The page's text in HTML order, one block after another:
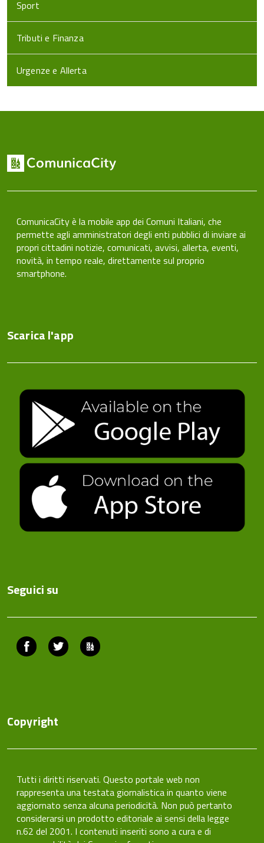
Sport
Tributi e Finanza
Urgenze e Allerta
ComunicaCity è la mobile app dei Comuni Italiani, che
permette agli amministratori degli enti pubblici di inviare ai
propri cittadini notizie, comunicati, avvisi, allerta, eventi,
novità, in tempo reale, direttamente sul proprio
smartphone.
Scarica l'app
Seguici su
Facebook Twitter
Copyright
Tutti i diritti riservati. Questo portale web non
rappresenta una testata giornalistica in quanto viene
aggiornato senza alcuna periodicità. Non può pertanto
considerarsi un prodotto editoriale ai sensi della legge
n.62 del 2001. I contenuti inseriti sono a cura e di